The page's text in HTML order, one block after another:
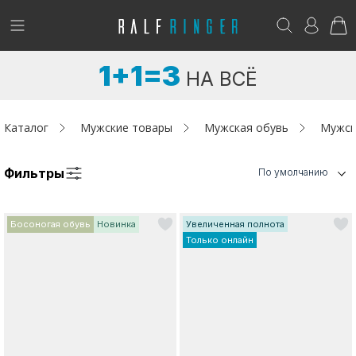
!
Женщинам
Возникли вопросы? - club@ralf.ru
1+1=3 НА ВСЁ
Каталог Мужские товары Мужская обувь
Фильтры По умолчанию
Босоногая обувь Новинка
Увеличенная полнота
Только онлайн